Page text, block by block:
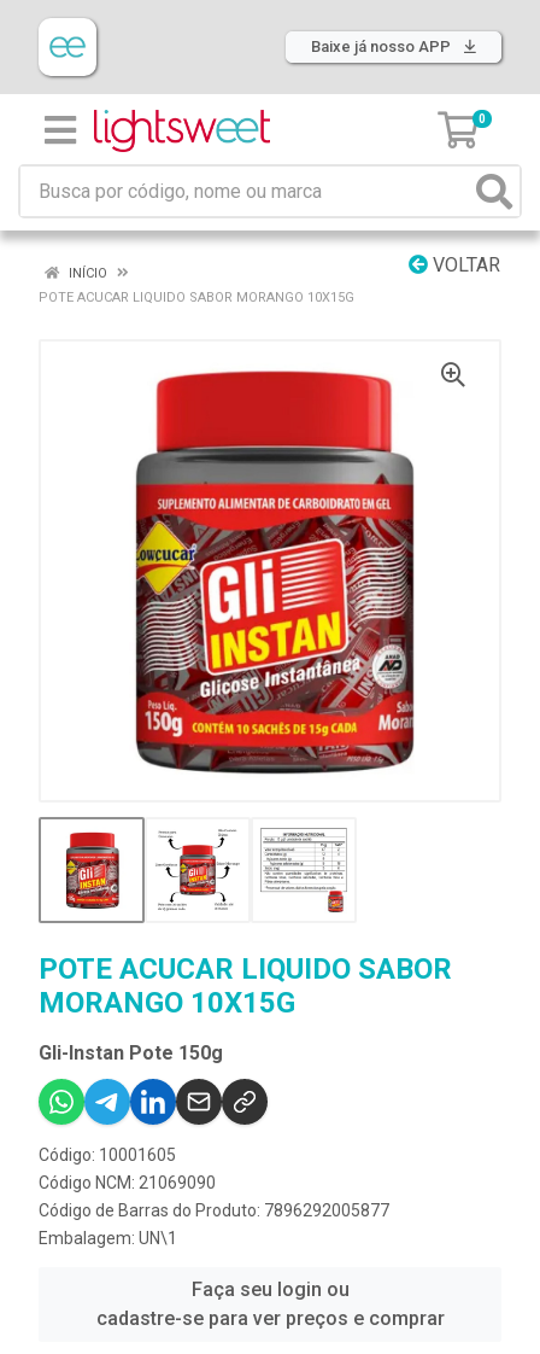
Baixe já nosso APP
0
VOLTAR
INÍCIO
POTE ACUCAR LIQUIDO SABOR MORANGO 10X15G
POTE ACUCAR LIQUIDO SABOR
MORANGO 10X15G
Gli-Instan Pote 150g
Código: 10001605
Código NCM: 21069090
Código de Barras do Produto: 7896292005877
Embalagem: UN\1
Faça seu login ou
cadastre-se para ver preços e comprar